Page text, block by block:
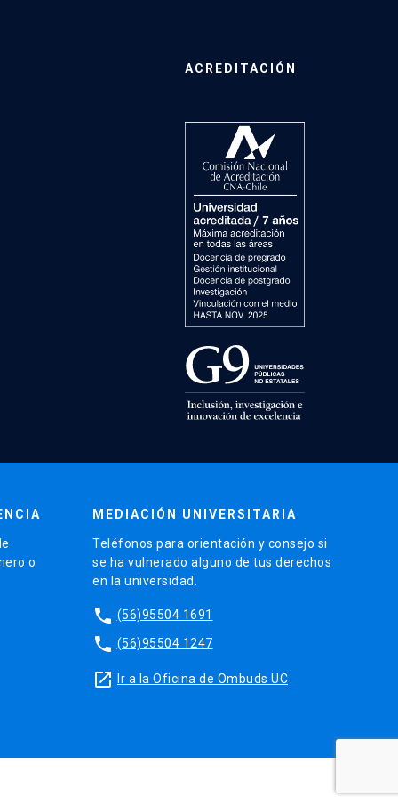
ACREDITACIÓN
o
MEDIACIÓN UNIVERSITARIA
Teléfonos para orientación y consejo si
se ha vulnerado alguno de tus derechos
en la universidad.
phone (56)95504 1691
phone (56)95504 1247
launch Ir a la Oficina de Ombuds UC